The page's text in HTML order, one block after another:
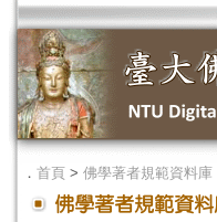
． 首頁 > 佛學著者規範資料庫